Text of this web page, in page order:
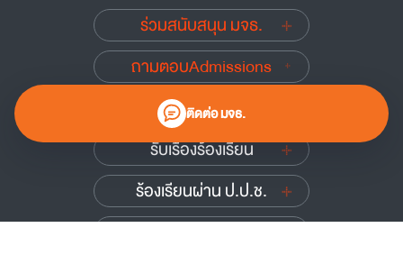
ติดต่อ มจธ.
ร่วมสนับสนุน มจธ.
ถามตอบAdmissions
นักศึกษาเก่าสัมพันธ์
รับเรื่องร้องเรียน
ร้องเรียนผ่าน ป.ป.ช.